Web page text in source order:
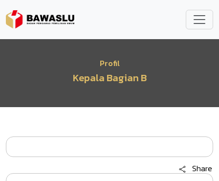
Profil
Kepala Bagian B
Share